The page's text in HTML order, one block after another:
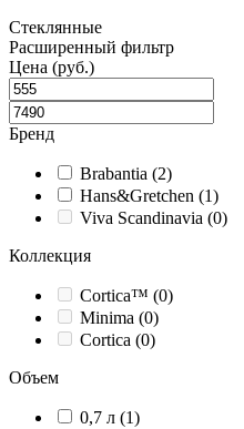
Стеклянные
Расширенный фильтр
Цена (руб.)
Бренд
Brabantia (2)
Hans&Gretchen (1)
Viva Scandinavia (0)
Коллекция
Cortica™ (0)
Minima (0)
Cortica (0)
Объем
0,7 л (1)